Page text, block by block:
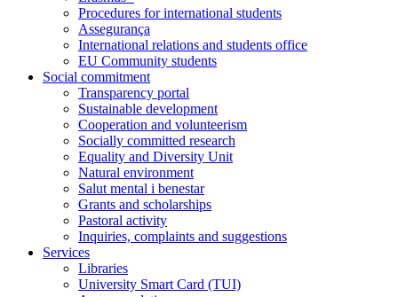
Procedures for international students
Assegurança
International relations and students office
EU Community students
Social commitment
Transparency portal
Sustainable development
Cooperation and volunteerism
Socially committed research
Equality and Diversity Unit
Natural environment
Salut mental i benestar
Grants and scholarships
Pastoral activity
Inquiries, complaints and suggestions
Services
Libraries
University Smart Card (TUI)